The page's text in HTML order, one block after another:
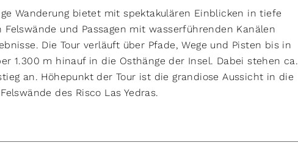
Wanderung bietet mit spektakulären Einblicken in tiefe
und Passagen mit wasserführenden Kanälen
Die Tour verläuft über Pfade, Wege und Pisten bis in
1.300 m hinauf in die Osthänge der Insel. Dabei stehen ca.
an. Höhepunkt der Tour ist die grandiose Aussicht in die
des Risco Las Yedras.